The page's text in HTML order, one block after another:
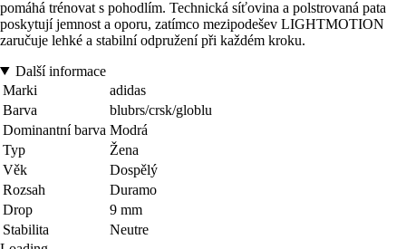
pomáhá trénovat s pohodlím. Technická síťovina a polstrovaná pata
poskytují jemnost a oporu, zatímco mezipodešev LIGHTMOTION
zaručuje lehké a stabilní odpružení při každém kroku.
Další informace
Marki
adidas
Barva
blubrs/crsk/globlu
Dominantní barva Modrá
Typ
Žena
Věk
Dospělý
Rozsah
Duramo
Drop
9 mm
Stabilita
Neutre